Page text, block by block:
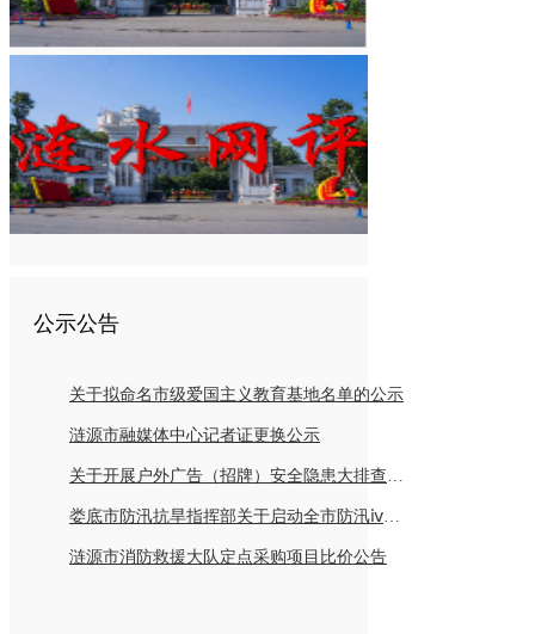
公示公告
关于拟命名市级爱国主义教育基地名单的公示
涟源市融媒体中心记者证更换公示
关于开展户外广告（招牌）安全隐患大排查倡议书
娄底市防汛抗旱指挥部关于启动全市防汛ⅳ级应急响应的紧急通知
涟源市消防救援大队定点采购项目比价公告